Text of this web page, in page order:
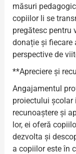
măsuri
copiilor li se
pregătesc pentru
donație și fiecare
perspective de
**Apreciere și
Angajamentul
proiectului
recunoaștere și
lor, ei oferă
dezvolta și
a copiilor este în